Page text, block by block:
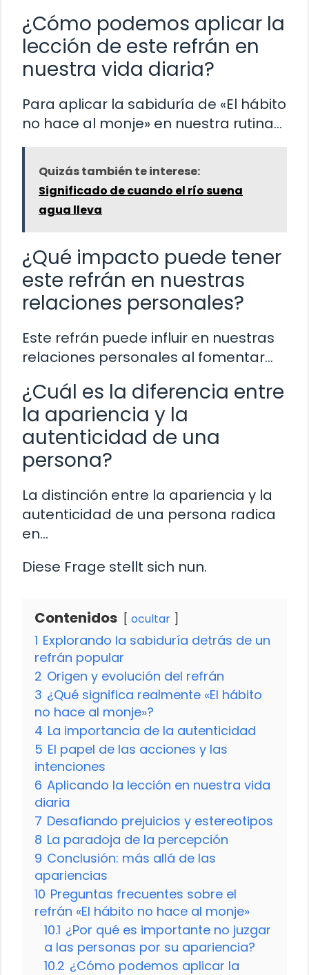
¿Cómo podemos aplicar la
lección de este refrán en
nuestra vida diaria?
Para aplicar la sabiduría de «El hábito
no hace al monje» en nuestra rutina…
Quizás también te interese:
Significado de cuando el río suena
agua lleva
¿Qué impacto puede tener
este refrán en nuestras
relaciones personales?
Este refrán puede influir en nuestras
relaciones personales al fomentar…
¿Cuál es la diferencia entre
la apariencia y la
autenticidad de una
persona?
La distinción entre la apariencia y la
autenticidad de una persona radica
en…
Diese Frage stellt sich nun.
Contenidos ocultar
1 Explorando la sabiduría detrás de un
refrán popular
2 Origen y evolución del refrán
3 ¿Qué significa realmente «El hábito
no hace al monje»?
4 La importancia de la autenticidad
5 El papel de las acciones y las
intenciones
6 Aplicando la lección en nuestra vida
diaria
7 Desafiando prejuicios y estereotipos
8 La paradoja de la percepción
9 Conclusión: más allá de las
apariencias
10 Preguntas frecuentes sobre el
refrán «El hábito no hace al monje»
10.1 ¿Por qué es importante no juzgar
a las personas por su apariencia?
10.2 ¿Cómo podemos aplicar la